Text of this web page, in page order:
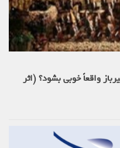
واقعاً خوبی بشود؟ (اثر